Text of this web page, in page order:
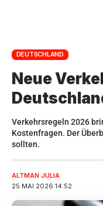
DEUTSCHLAND
Neue
Verkehrsregeln 2026
Kostenfragen. Der
sollten.
25 MAI 2026 14:52
ALTMAN JULIA